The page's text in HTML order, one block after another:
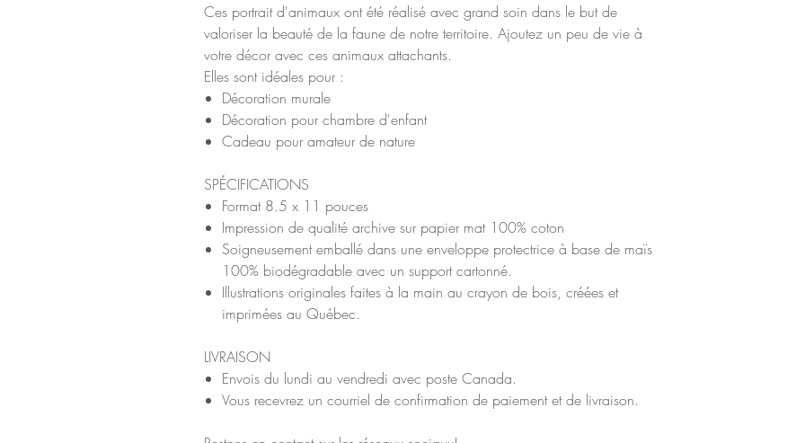
Ces portrait d'animaux ont été réalisé avec grand soin dans le but de
valoriser la beauté de la faune de notre territoire. Ajoutez un peu de vie à
votre décor avec ces animaux attachants.
Elles sont idéales pour :
Décoration murale
Décoration pour chambre d'enfant
Cadeau pour amateur de nature
SPÉCIFICATIONS
Format 8.5 x 11 pouces
Impression de qualité archive sur papier mat 100% coton
Soigneusement emballé dans une enveloppe protectrice à base de maïs
100% biodégradable avec un support cartonné.
Illustrations originales faites à la main au crayon de bois, créées et
imprimées au Québec.
LIVRAISON
Envois du lundi au vendredi avec poste Canada.
Vous recevrez un courriel de confirmation de paiement et de livraison.